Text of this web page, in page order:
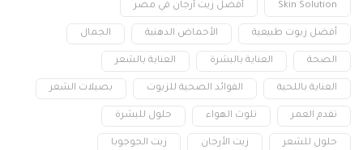
Skin Solution أفضل زيت أرجان في مصر
أفضل زيوت طبيعية الأحماض الدهنية الجمال
الصحة العناية بالبشرة العناية بالشعر
العناية باللحية الفوائد الصحية للزيوت بصيلات الشعر
تقدم العمر تلوث الهواء حلول للبشرة
حلول للشعر زيت الأرجان زيت الجوجوبا